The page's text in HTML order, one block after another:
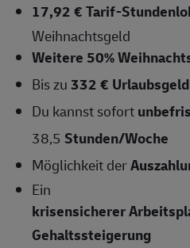
17,92 € Tarif-
Weihnachtsgeld
Weitere 50%
Bis zu332 € Urlaubsgeld
Du kannst sofortun
38,5 Stunden/Woche
Möglichkeit der
Ein
krisensicherer
Gehaltssteigerung